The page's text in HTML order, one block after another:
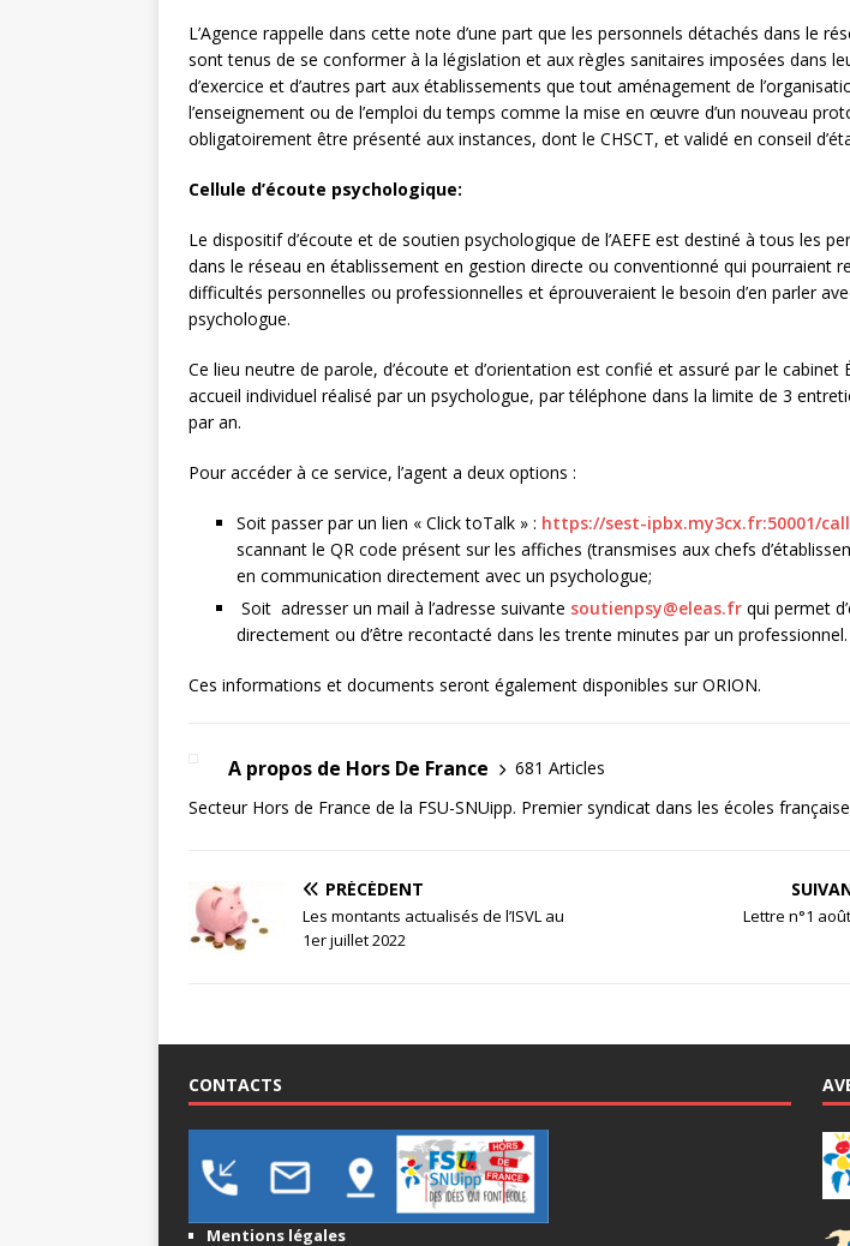
L’Agence rappelle dans cette note d’une part que les personnels détachés dans le
sont tenus de se conformer à la législation et aux règles sanitaires imposées dans
d’exercice et d’autres part aux établissements que tout aménagement de
l’enseignement ou de l’emploi du temps comme la mise en œuvre d’un nouveau
obligatoirement être présenté aux instances, dont le CHSCT, et validé en conseil
Cellule d’écoute psychologique:
Le dispositif d’écoute et de soutien psychologique de l’AEFE est destiné à tous les
dans le réseau en établissement en gestion directe ou conventionné qui pourraient
difficultés personnelles ou professionnelles et éprouveraient le besoin d’en parler
psychologue.
Ce lieu neutre de parole, d’écoute et d’orientation est confié et assuré par le cabinet
accueil individuel réalisé par un psychologue, par téléphone dans la limite de 3
par an.
Pour accéder à ce service, l’agent a deux options :
Soit passer par un lien « Click toTalk » : https://sest-ipbx.my3cx.fr:50001/
scannant le QR code présent sur les affiches (transmises aux chefs
en communication directement avec un psychologue;
Soit adresser un mail à l’adresse suivante soutienpsy@eleas.fr qui permet
directement ou d’être recontacté dans les trente minutes par un professionnel.
Ces informations et documents seront également disponibles sur ORION.
A propos de Hors De France
681 Articles
Secteur Hors de France de la FSU-SNUipp. Premier syndicat dans les écoles
PRÉCÉDENT
Les montants actualisés de l’ISVL au
1er juillet 2022
Lettre n°1
CONTACTS
Mentions légales